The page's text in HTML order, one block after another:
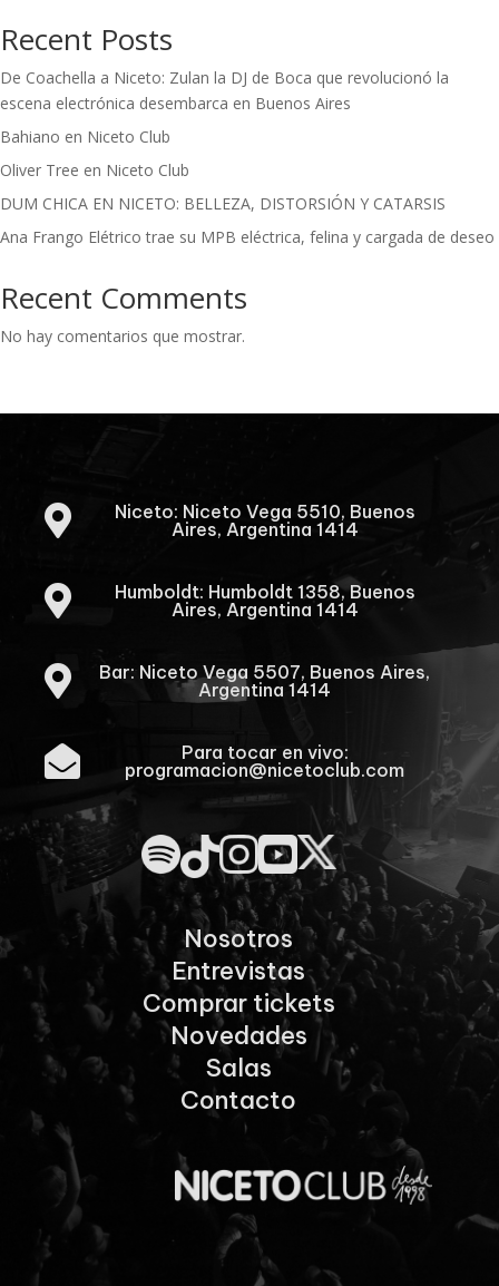
Recent Posts
De Coachella a Niceto: Zulan la DJ de Boca que revolucionó la
escena electrónica desembarca en Buenos Aires
Bahiano en Niceto Club
Oliver Tree en Niceto Club
DUM CHICA EN NICETO: BELLEZA, DISTORSIÓN Y CATARSIS
Ana Frango Elétrico trae su MPB eléctrica, felina y cargada de deseo
Recent Comments
No hay comentarios que mostrar.

Niceto: Niceto Vega 5510, Buenos
Aires, Argentina 1414

Humboldt: Humboldt 1358, Buenos
Aires, Argentina 1414

Bar: Niceto Vega 5507, Buenos Aires,
Argentina 1414

Para tocar en vivo:
programacion@nicetoclub.com
Nosotros
Entrevistas
Comprar tickets
Novedades
Salas
Contacto